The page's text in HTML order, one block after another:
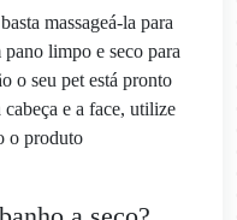
massageá-la para
limpo e seco para
o seu pet está pronto
e a face, utilize
o produto